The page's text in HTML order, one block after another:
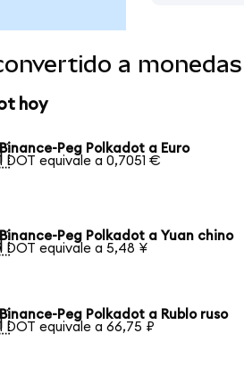
a
hoy
Binance-Peg Polkadot a Euro
1 DOT equivale a 0,7051 €
Binance-Peg Polkadot a Yuan chino
1 DOT equivale a 5,48 ¥
Binance-Peg Polkadot a Rublo ruso
1 DOT equivale a 66,75 ₽